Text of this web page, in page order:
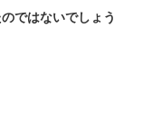
ではないでしょう